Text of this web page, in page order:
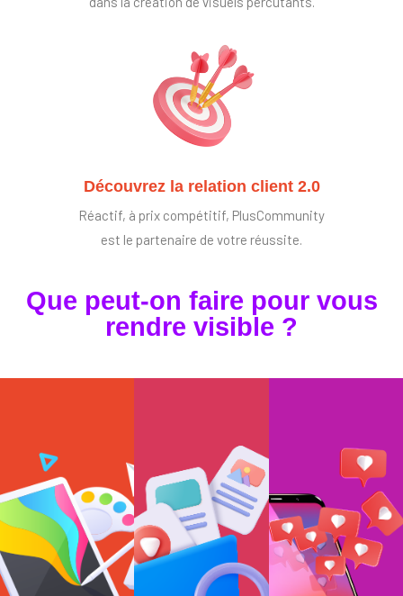
Découvrez la relation client 2.0
Réactif, à prix compétitif, PlusCommunity
est le partenaire de votre réussite.
Que peut-on faire pour vous
rendre visible ?